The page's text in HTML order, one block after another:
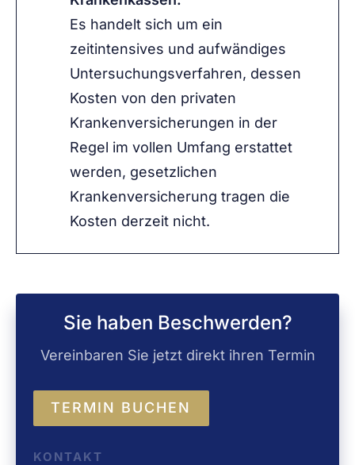
Es handelt sich um ein
zeitintensives und aufwändiges
Untersuchungsverfahren, dessen
Kosten von den privaten
Krankenversicherungen in der
Regel im vollen Umfang erstattet
werden, gesetzlichen
Krankenversicherung tragen die
Kosten derzeit nicht.
Sie haben Beschwerden?
Vereinbaren Sie jetzt direkt ihren Termin
TERMIN BUCHEN
KONTAKT